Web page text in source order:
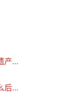
同居期间一方死亡，另一方有权利继承遗产吗？
没有《房屋租赁许可证》可能会产生什么后果？何处办理《房屋租赁许可证》？